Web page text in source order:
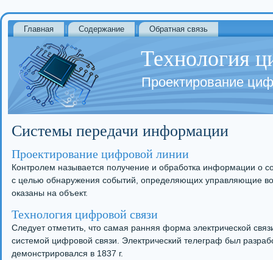
Главная Содержание Обратная связь
Технология
Проектирование
Системы передачи информации
Проектирование цифровой линии
Контролем называется получение и обработка информации о
с целью обнаружения событий, определяющих управляющие
оказаны на объект.
Технология цифровой связи
Следует отметить, что самая ранняя форма электрической
системой цифровой связи. Электрический телеграф был
демонстрировался в 1837 г.